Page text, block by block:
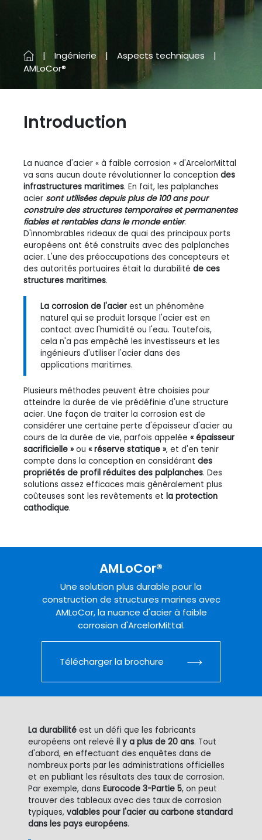
Ingénierie
Aspects techniques
AMLoCor®
Introduction
La nuance d'acier « à faible corrosion » d'ArcelorMittal
va sans aucun doute révolutionner la conception des
infrastructures maritimes. En fait, les palplanches
acier sont utilisées depuis plus de 100 ans pour
construire des structures temporaires et permanentes
fiables et rentables dans le monde entier.
D'innombrables rideaux de quai des principaux ports
européens ont été construits avec des palplanches
acier. L'une des préoccupations des concepteurs et
des autorités portuaires était la durabilité de ces
structures maritimes.
La corrosion de l'acier est un phénomène
naturel qui se produit lorsque l'acier est en
contact avec l'humidité ou l'eau. Toutefois,
cela n'a pas empêché les investisseurs et les
ingénieurs d'utiliser l'acier dans des
applications maritimes.
Plusieurs méthodes peuvent être choisies pour
atteindre la durée de vie prédéfinie d'une structure
acier. Une façon de traiter la corrosion est de
considérer une certaine perte d'épaisseur d'acier au
cours de la durée de vie, parfois appelée « épaisseur
sacrificielle » ou « réserve statique », et d'en tenir
compte dans la conception en considérant des
propriétés de profil réduites des palplanches. Des
solutions assez efficaces mais généralement plus
coûteuses sont les revêtements et la protection
cathodique.
AMLoCor®
Une solution plus durable pour la
construction de structures marines avec
AMLoCor, la nuance d'acier à faible
corrosion d'ArcelorMittal.
Télécharger la brochure
La durabilité est un défi que les fabricants
européens ont relevé il y a plus de 20 ans. Tout
d'abord, en effectuant des enquêtes dans de
nombreux ports par les administrations officielles
et en publiant les résultats des taux de corrosion.
Par exemple, dans Eurocode 3-Partie 5, on peut
trouver des tableaux avec des taux de corrosion
typiques, valables pour l'acier au carbone standard
dans les pays européens.